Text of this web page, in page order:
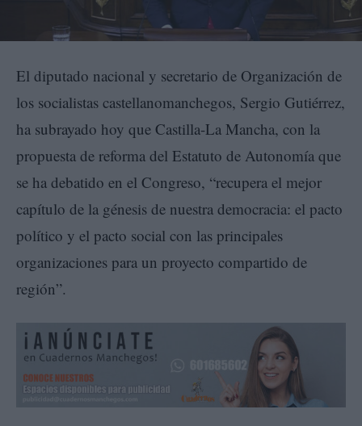
El diputado nacional y secretario de Organización de
los socialistas castellanomanchegos, Sergio Gutiérrez,
ha subrayado hoy que Castilla-La Mancha, con la
propuesta de reforma del Estatuto de Autonomía que
se ha debatido en el Congreso, “recupera el mejor
capítulo de la génesis de nuestra democracia: el pacto
político y el pacto social con las principales
organizaciones para un proyecto compartido de
región”.